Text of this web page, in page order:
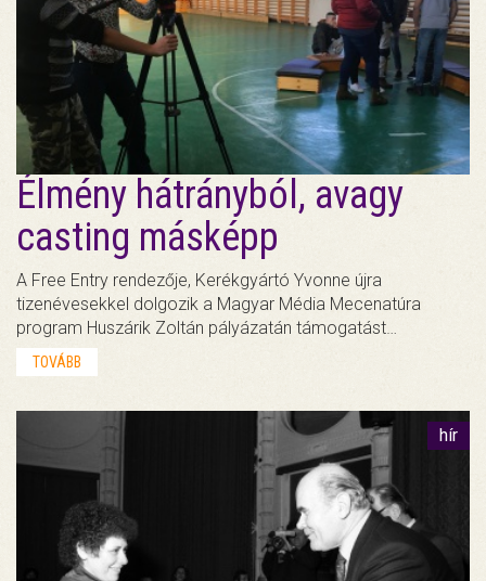
Élmény hátrányból, avagy
casting másképp
A Free Entry rendezője, Kerékgyártó Yvonne újra
tizenévesekkel dolgozik a Magyar Média Mecenatúra
program Huszárik Zoltán pályázatán támogatást…
TOVÁBB
hír